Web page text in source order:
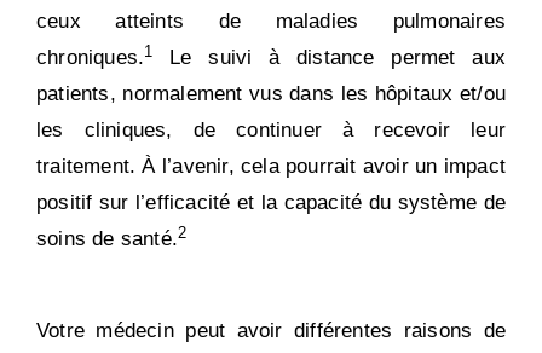
ceux atteints de maladies pulmonaires
chroniques.1
Le suivi à distance permet aux
patients, normalement vus dans les hôpitaux et/ou
les cliniques, de continuer à recevoir leur
traitement. À l’avenir, cela pourrait avoir un impact
positif sur l’efficacité et la capacité du système de
soins de santé.2
Votre médecin peut avoir différentes raisons de